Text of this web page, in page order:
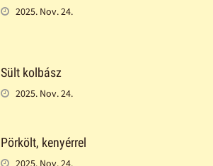
2025. Nov. 24.
Sült kolbász
2025. Nov. 24.
Pörkölt, kenyérrel
2025. Nov. 24.